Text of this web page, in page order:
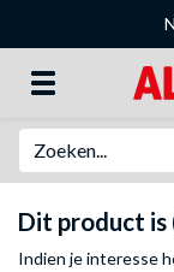
Dit product is
Indien je interesse